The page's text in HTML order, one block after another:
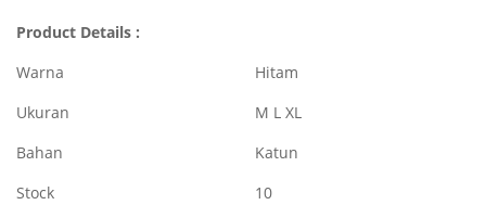
Product Details :
Warna
Hitam
Ukuran
M L XL
Bahan
Katun
Stock
10